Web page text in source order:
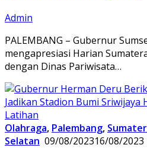
Admin
PALEMBANG – Gubernur
mengapresiasi Harian
dengan Dinas Pariwisata…
Olahraga, Palembang,
Selatan 09/08/202316/08/2023